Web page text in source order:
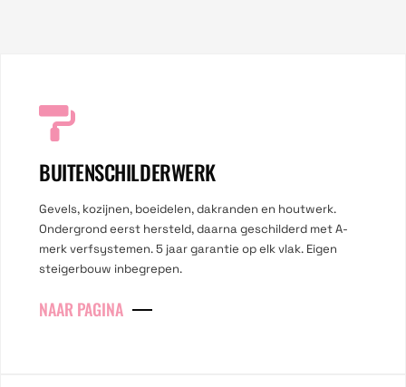
BUITENSCHILDERWERK
Gevels, kozijnen, boeidelen, dakranden en houtwerk.
Ondergrond eerst hersteld, daarna geschilderd met A-
merk verfsystemen. 5 jaar garantie op elk vlak. Eigen
steigerbouw inbegrepen.
NAAR PAGINA